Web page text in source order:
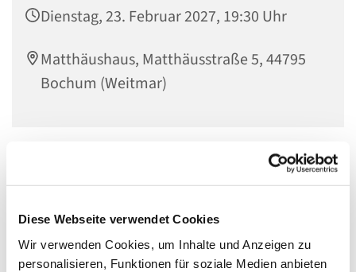
Diese Webseite verwendet Cookies
Wir verwenden Cookies, um Inhalte und Anzeigen zu
personalisieren, Funktionen für soziale Medien anbieten
Dienstag, 23. Februar 2027, 19:30 Uhr
Matthäushaus, Matthäusstraße 5, 44795
Bochum (Weitmar)